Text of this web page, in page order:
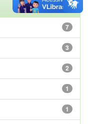
7
3
2
1
1